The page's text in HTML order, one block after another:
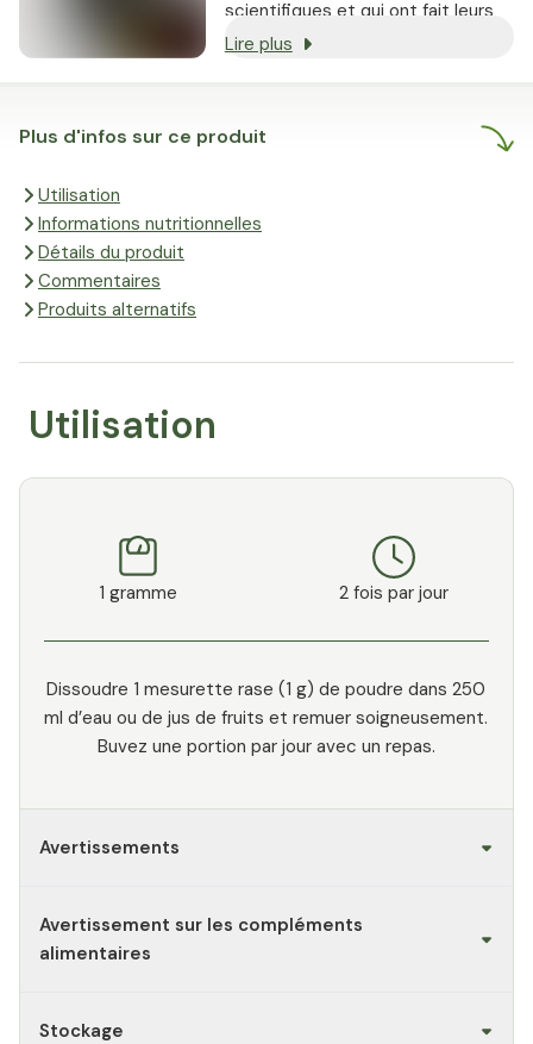
Plus d'infos sur ce produit
Utilisation
Informations nutritionnelles
Détails du produit
Commentaires
Produits alternatifs
Utilisation
1 gramme 2 fois par jour
Dissoudre 1 mesurette rase (1 g) de poudre dans 250
ml d’eau ou de jus de fruits et remuer soigneusement.
Buvez une portion par jour avec un repas.
Avertissements
Avertissement sur les compléments
alimentaires
Stockage
scientifiques et qui ont fait leurs
preuves.
Lire plus